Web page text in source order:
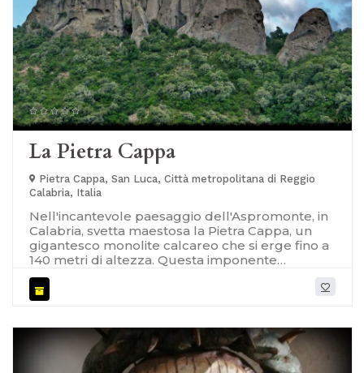
La Pietra Cappa
Pietra Cappa, San Luca, Città metropolitana di Reggio
Calabria, Italia
Nell'incantevole paesaggio dell'Aspromonte, in
Calabria, svetta maestosa la Pietra Cappa, un
gigantesco monolite calcareo che si erge fino a
140 metri di altezza. Questa imponente
formazione rocciosa è il monolite più alto
d'Europa e, senza dubbio, uno dei tesori naturali
più rilevanti all'interno del Parco Nazionale
id="attachment_8808" align="alignleft"
width="800"] La Pietra Cappa[/caption]